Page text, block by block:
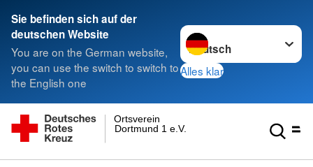
Sie befinden sich auf der
deutschen Website
You are on the German website,
you can use the switch to switch to
the English one
Sprache wechseln zu
Alles klar
Dortmund 1 e.V.
Ortsverein